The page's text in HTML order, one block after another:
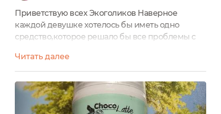
Приветствую всех Экоголиков Наверное
каждой девушке хотелось бы иметь одно
средство,которое решало бы все проблемы с
такие средства существуют и вот именно о
таком я сегодня расскажу Флюид
«Физиологичный нежный» от
марки ecominimal Флюид
имеет полностью натуральный и безопасный
Читать далее